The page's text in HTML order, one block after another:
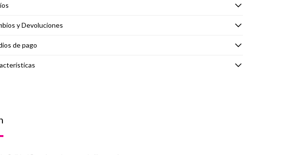
y Devoluciones
de pago